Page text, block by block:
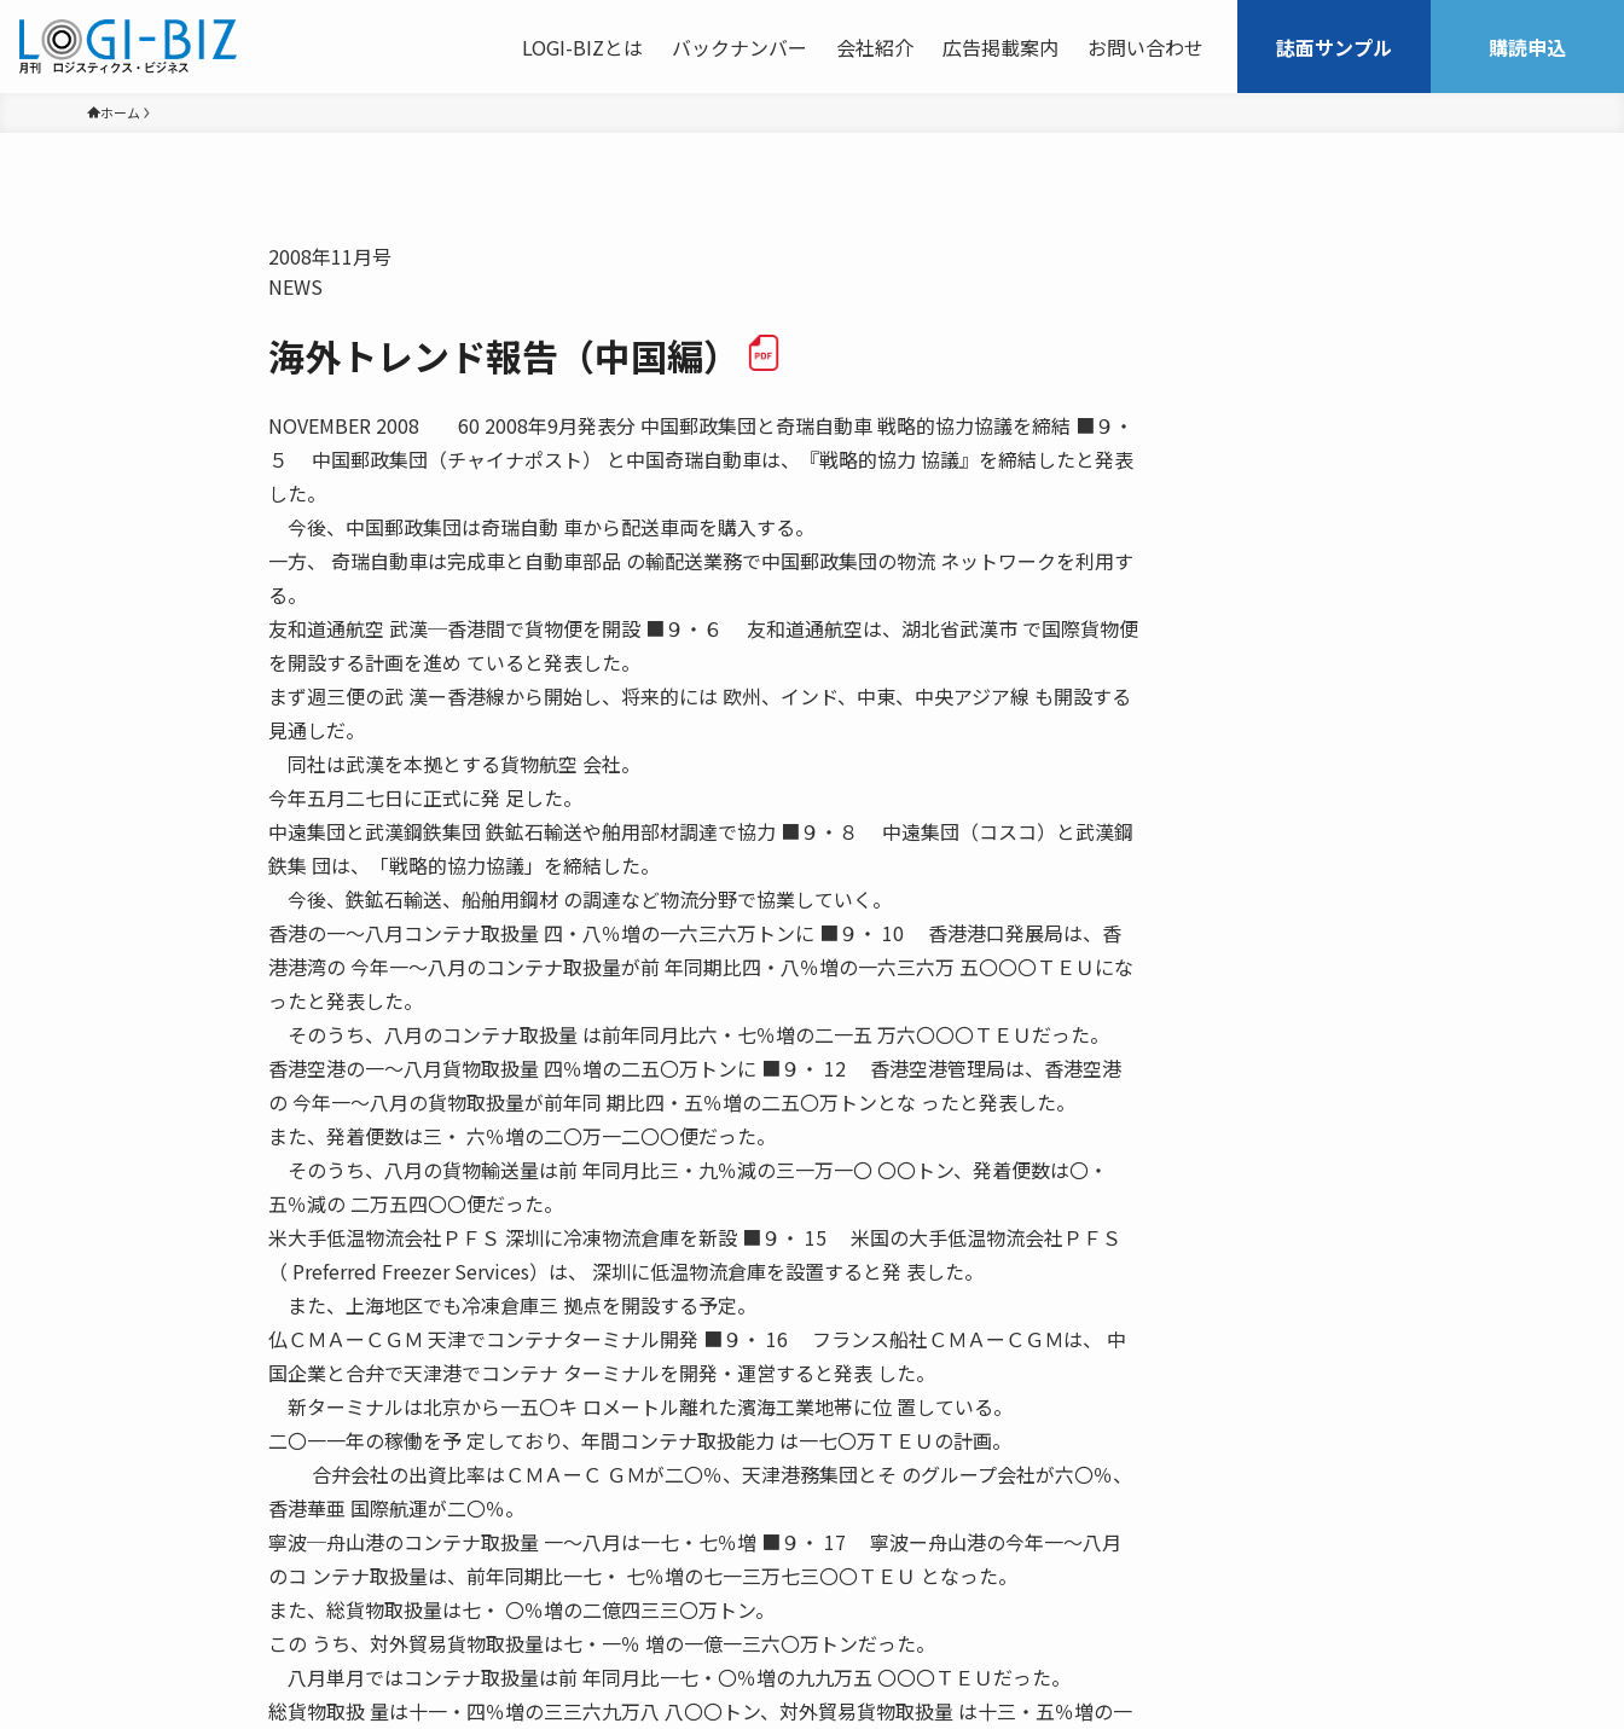
LOGI-BIZとは バックナンバー 会社紹介 広告掲載案内 お問い合わせ 誌面サンプル 購読申込
ホーム
2008年11月号
NEWS
海外トレンド報告（中国編）
NOVEMBER 2008 60 2008年9月発表分 中国郵政集団と奇瑞自動車 戦略的協力協議を締結 ■９・
５ 中国郵政集団（チャイナポスト） と中国奇瑞自動車は、『戦略的協力 協議』を締結したと発表
した。
今後、中国郵政集団は奇瑞自動 車から配送車両を購入する。
一方、 奇瑞自動車は完成車と自動車部品 の輸配送業務で中国郵政集団の物流 ネットワークを利用す
る。
友和道通航空 武漢─香港間で貨物便を開設 ■９・６ 友和道通航空は、湖北省武漢市 で国際貨物便
を開設する計画を進め ていると発表した。
まず週三便の武 漢ー香港線から開始し、将来的には 欧州、インド、中東、中央アジア線 も開設する
見通しだ。
同社は武漢を本拠とする貨物航空 会社。
今年五月二七日に正式に発 足した。
中遠集団と武漢鋼鉄集団 鉄鉱石輸送や舶用部材調達で協力 ■９・８ 中遠集団（コスコ）と武漢鋼
鉄集 団は、「戦略的協力協議」を締結した。
今後、鉄鉱石輸送、船舶用鋼材 の調達など物流分野で協業していく。
香港の一〜八月コンテナ取扱量 四・八％増の一六三六万トンに ■９・ 10 香港港口発展局は、香
港港湾の 今年一〜八月のコンテナ取扱量が前 年同期比四・八％増の一六三六万 五〇〇〇ＴＥＵにな
ったと発表した。
そのうち、八月のコンテナ取扱量 は前年同月比六・七％増の二一五 万六〇〇〇ＴＥＵだった。
香港空港の一〜八月貨物取扱量 四％増の二五〇万トンに ■９・ 12 香港空港管理局は、香港空港
の 今年一〜八月の貨物取扱量が前年同 期比四・五％増の二五〇万トンとな ったと発表した。
また、発着便数は三・ 六％増の二〇万一二〇〇便だった。
そのうち、八月の貨物輸送量は前 年同月比三・九％減の三一万一〇 〇〇トン、発着便数は〇・
五％減の 二万五四〇〇便だった。
米大手低温物流会社ＰＦＳ 深圳に冷凍物流倉庫を新設 ■９・ 15 米国の大手低温物流会社ＰＦＳ
（ Preferred Freezer Services）は、 深圳に低温物流倉庫を設置すると発 表した。
また、上海地区でも冷凍倉庫三 拠点を開設する予定。
仏ＣＭＡーＣＧＭ 天津でコンテナターミナル開発 ■９・ 16 フランス船社ＣＭＡーＣＧＭは、 中
国企業と合弁で天津港でコンテナ ターミナルを開発・運営すると発表 した。
新ターミナルは北京から一五〇キ ロメートル離れた濱海工業地帯に位 置している。
二〇一一年の稼働を予 定しており、年間コンテナ取扱能力 は一七〇万ＴＥＵの計画。
合弁会社の出資比率はＣＭＡーＣ ＧＭが二〇％、天津港務集団とそ のグループ会社が六〇％、
香港華亜 国際航運が二〇％。
寧波─舟山港のコンテナ取扱量 一〜八月は一七・七％増 ■９・ 17 寧波ー舟山港の今年一〜八月
のコ ンテナ取扱量は、前年同期比一七・ 七％増の七一三万七三〇〇ＴＥＵ となった。
また、総貨物取扱量は七・ 〇％増の二億四三三〇万トン。
この うち、対外貿易貨物取扱量は七・一％ 増の一億一三六〇万トンだった。
八月単月ではコンテナ取扱量は前 年同月比一七・〇％増の九九万五 〇〇〇ＴＥＵだった。
総貨物取扱 量は十一・四％増の三三六九万八 八〇〇トン、対外貿易貨物取扱量 は十三・五％増の一